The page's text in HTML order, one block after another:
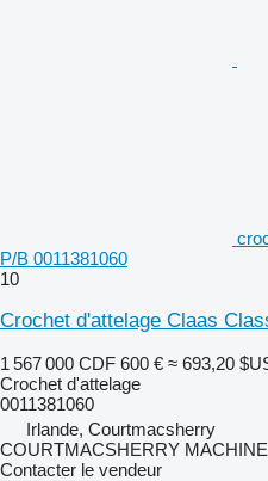
P/B 0011381060
10
Crochet d'attelage Claas
1 567 000 CDF 600 € ≈ 693,20
Crochet d'attelage
0011381060
Irlande, Courtmacsherry
COURTMACSHERRY
Contacter le vendeur